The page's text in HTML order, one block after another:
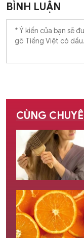
BÌNH LUẬN
CÙNG